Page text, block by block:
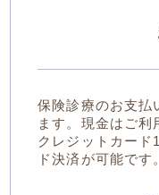
保険診療のお支払
ます。現金はご利
クレジットカード
ド決済が可能です。